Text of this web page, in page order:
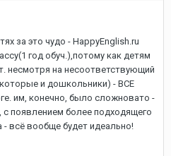
за это чудо - HappyEnglish.ru
год обуч.),потому как детям
несмотря на несоответствующий
и дошкольники) - ВСЕ
им, конечно, было сложновато -
с появлением более подходящего
- всё вообще будет идеально!